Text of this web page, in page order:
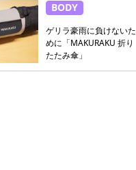
BODY
ゲリラ豪雨に負けないた
めに「MAKURAKU 折り
たたみ傘」